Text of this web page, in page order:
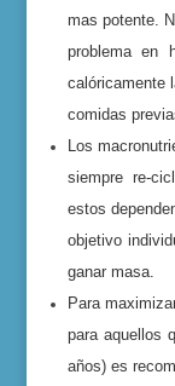
mas potente.
problema en
calóricamente
comidas
Los
siempre re-
estos
objetivo
ganar masa.
Para
para aquellos
años) es